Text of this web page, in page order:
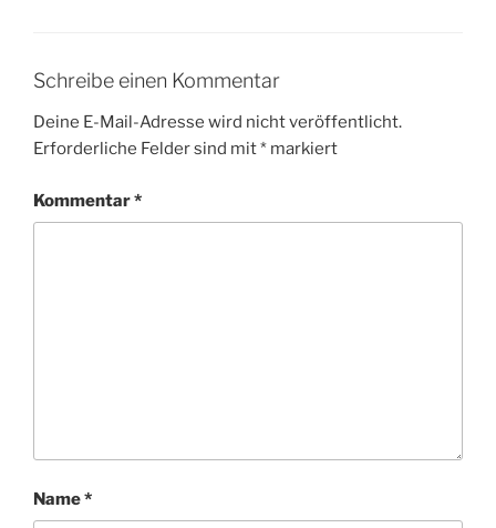
Schreibe einen Kommentar
Deine E-Mail-Adresse wird nicht veröffentlicht.
Erforderliche Felder sind mit* markiert
Kommentar*
Name*